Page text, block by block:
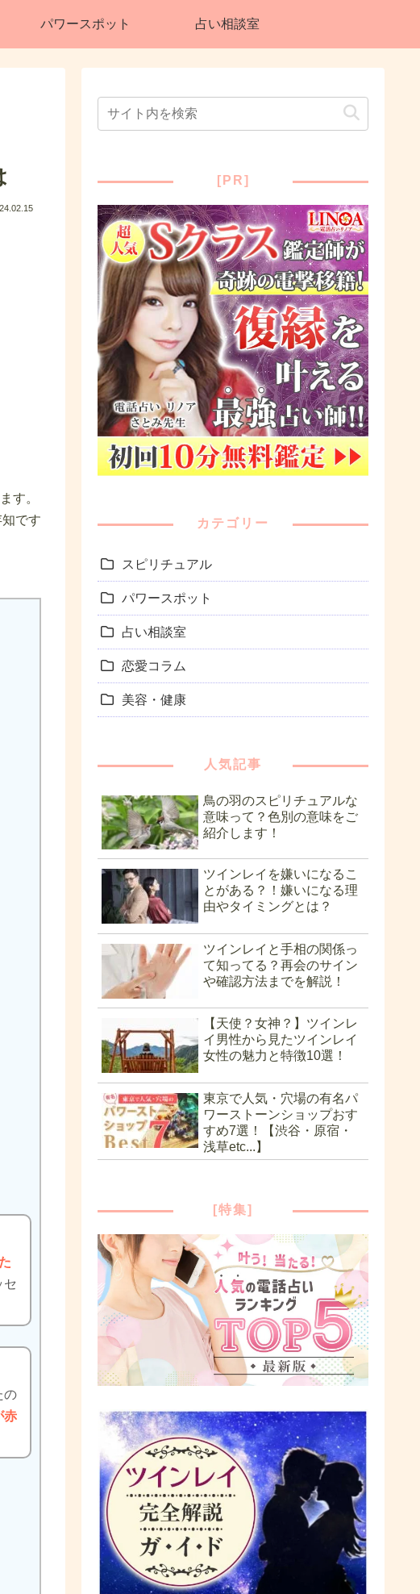
パワースポット 占い相談室
す。
です
セ
の
赤
[PR]
カテゴリー
スピリチュアル
パワースポット
占い相談室
恋愛コラム
美容・健康
人気記事
鳥の羽のスピリチュアルな
意味って？色別の意味をご
紹介します！
ツインレイを嫌いになるこ
とがある？！嫌いになる理
由やタイミングとは？
ツインレイと手相の関係っ
て知ってる？再会のサイン
や確認方法までを解説！
【天使？女神？】ツインレ
イ男性から見たツインレイ
女性の魅力と特徴10選！
東京で人気・穴場の有名パ
ワーストーンショップおす
すめ7選！【渋谷・原宿・
浅草etc...】
[特集]